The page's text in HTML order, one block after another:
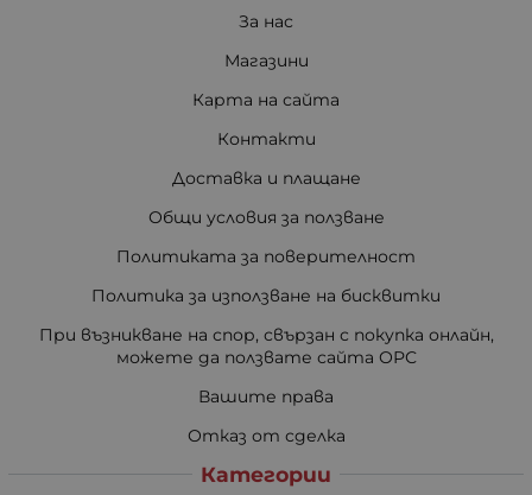
За нас
Магазини
Карта на сайта
Контакти
Доставка и плащане
Общи условия за ползване
Политиката за поверителност
Политика за използване на бисквитки
При възникване на спор, свързан с покупка онлайн,
можете да ползвате сайта ОРС
Вашите права
Отказ от сделка
Категории